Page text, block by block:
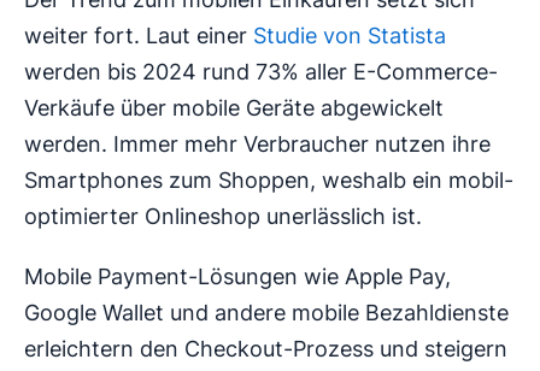
weiter fort. Laut einer Studie von Statista
werden bis 2024 rund 73% aller E-Commerce-
Verkäufe über mobile Geräte abgewickelt
werden. Immer mehr Verbraucher nutzen ihre
Smartphones zum Shoppen, weshalb ein mobil-
optimierter Onlineshop unerlässlich ist.
Mobile Payment-Lösungen wie Apple Pay,
Google Wallet und andere mobile Bezahldienste
erleichtern den Checkout-Prozess und steigern